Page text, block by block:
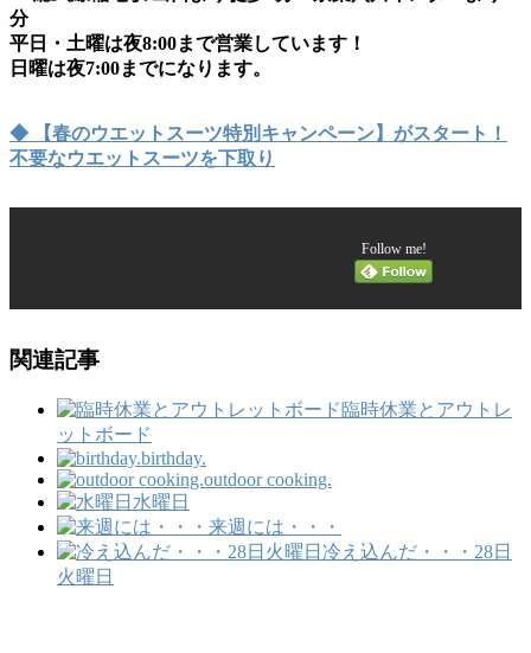
分
平日・土曜は夜8:00まで営業しています！
日曜は夜7:00までになります。
◆ 【春のウエットスーツ特別キャンペーン】がスタート！
不要なウエットスーツを下取り
Follow me!
関連記事
臨時休業とアウトレ
ットボード
birthday.
outdoor cooking.
水曜日
来週には・・・
冷え込んだ・・・28日
火曜日